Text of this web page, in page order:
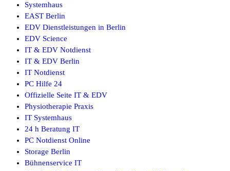
Systemhaus
EAST Berlin
EDV Dienstleistungen in Berlin
EDV Science
IT & EDV Notdienst
IT & EDV Berlin
IT Notdienst
PC Hilfe 24
Offizielle Seite IT & EDV
Physiotherapie Praxis
IT Systemhaus
24 h Beratung IT
PC Notdienst Online
Storage Berlin
Bühnenservice IT